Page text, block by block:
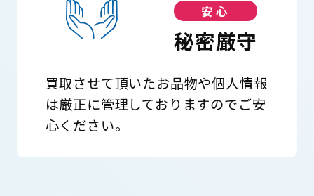
安心
秘密厳守
買取させて頂いたお品物や個人情報
は厳正に管理しておりますのでご安
心ください。